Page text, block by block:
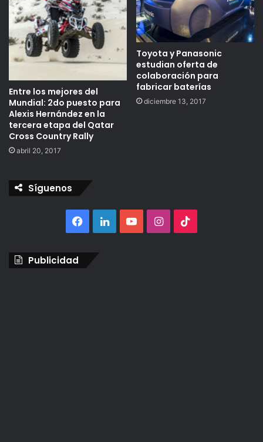
Entre los mejores del
Mundial: 2do puesto para
Alexis Hernández en la
tercera etapa del Qatar
Cross Country Rally
abril 20, 2017
Toyota y Panasonic
estudian oferta de
colaboración para
fabricar baterías
diciembre 13, 2017
Síguenos
Facebook
LinkedInYouTubeInstagram
Publicidad